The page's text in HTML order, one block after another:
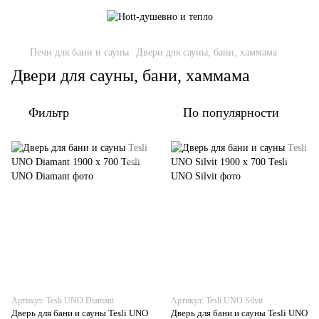
Печи для бани и сауны Двери для сауны, бани, хаммама
Двери для сауны, бани, хаммама
Фильтр По популярности
Артикул: Tesli UNO Diamant
Дверь для бани и сауны Tesli UNO
Артикул: Tesli UNO Silvit
Дверь для бани и сауны Tesli UNO